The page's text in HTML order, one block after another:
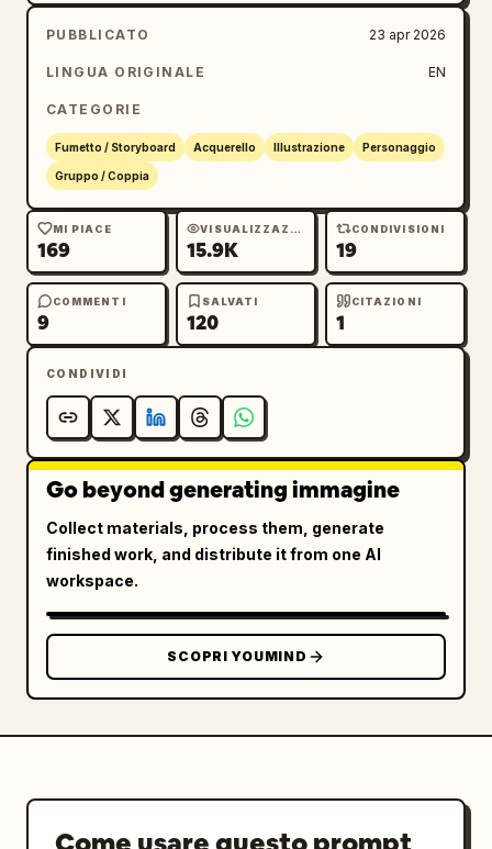
PUBBLICATO 23 apr 2026
LINGUA ORIGINALE EN
CATEGORIE
Fumetto / Storyboard Acquerello Illustrazione Personaggio
Gruppo / Coppia
MI PIACE
169
VISUALIZZAZIONI
15.9K
CONDIVISIONI
19
COMMENTI
9
SALVATI
120
CITAZIONI
1
CONDIVIDI
Go beyond generating immagine
Collect materials, process them, generate
finished work, and distribute it from one AI
workspace.
SCOPRI YOUMIND